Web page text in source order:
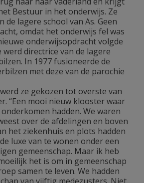
Bestuur in het onderwijs. Ze
de lagere school van As. Geen
omdat het onderwijs fel was
onderwijsopdracht volgde
werd directrice van de lagere
In 1977 fusioneerde de
met deze van de parochie
ze gekozen tot overste van
“Een mooi nieuw klooster waar
hadden. We waren
over de afdelingen en boven
het ziekenhuis en plots hadden
luxe van te wonen onder een
gemeenschap. Maar ik heb
het is om in gemeenschap
samen te leven. We hadden